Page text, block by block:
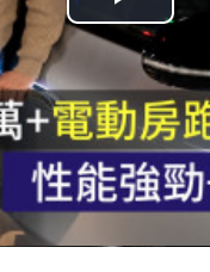
播
放
影
片